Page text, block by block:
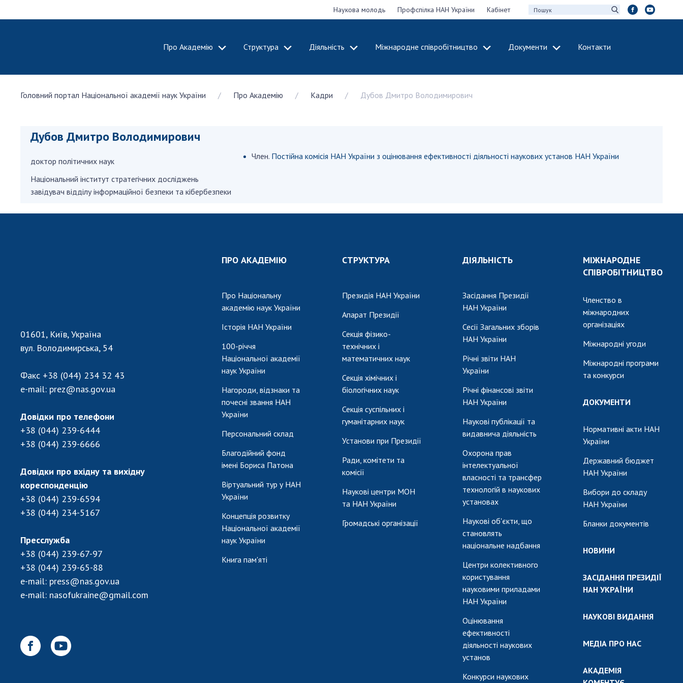
Наукова молодь Профспілка НАН України Кабінет
Про Академію Структура Діяльність Міжнародне співробітництво Документи Контакти
Про Національну
Історія НАН України
Національної
України
та почесні звання
імені Бориса Патона
НАН України
Концепція розвитку
академії наук
Книга пам'яті
Президія НАН
математичних
Секція суспільних
МОН та НАН
Громадські
організації
Засідання Президії НАН України
Річні фінансові звіти НАН України
технологій в наукових установах
Центри колективного
Оцінювання ефективності
діяльності наукових установ
Конкурси наукових досліджень
Підготовка наукових кадрів
Робота з молоддю
СПІВРОБІТНИЦТВО
Міжнародні
бюджет НАН
України
НАН України
Бланки документів
ПРЕЗИДІЇ НАН
УКРАЇНИ
НАУКОВІ
МЕДІА ПРО НАС
АКАДЕМІЯ
КОМЕНТУЄ
КОНТАКТИ
ПРОФСПІЛКА НАН
УКРАЇНИ
КАБІНЕТ
Головний портал Національної академії наук України Про Академію Кадри Дубов Дмитро Володимирович
Дубов Дмитро Володимирович
доктор політичних наук
Національний інститут стратегічних досліджень
завідувач відділу інформаційної безпеки та кібербезпеки
Член. Постійна комісія НАН України з оцінювання ефективності діяльності наукових установ НАН України
01601, Київ, Україна
вул. Володимирська, 54
Факс +38 (044) 234 32 43
e-mail: prez@nas.gov.ua
Довідки про телефони
+38 (044) 239-6444
+38 (044) 239-6666
Довідки про вхідну та вихідну
кореспонденцію
+38 (044) 239-6594
+38 (044) 234-5167
Пресслужба
+38 (044) 239-67-97
+38 (044) 239-65-88
e-mail: press@nas.gov.ua
e-mail: nasofukraine@gmail.com
ПРО АКАДЕМІЮ
Про Національну
академію наук України
Історія НАН України
100-річчя
Національної академії
наук України
Нагороди, відзнаки та
почесні звання НАН
України
Персональний склад
Благодійний фонд
імені Бориса Патона
Віртуальний тур у НАН
України
Концепція розвитку
Національної академії
наук України
Книга пам'яті
СТРУКТУРА
Президія НАН України
Апарат Президії
Секція фізико-
технічних і
математичних наук
Секція хімічних і
біологічних наук
Секція суспільних і
гуманітарних наук
Установи при Президії
Ради, комітети та
комісії
Наукові центри МОН
та НАН України
Громадські організації
ДІЯЛЬНІСТЬ
Засідання Президії
НАН України
Сесії Загальних зборів
НАН України
Річні звіти НАН
України
Річні фінансові звіти
НАН України
Наукові публікації та
видавнича діяльність
Охорона прав
інтелектуальної
власності та трансфер
технологій в наукових
установах
Наукові об'єкти, що
становлять
національне надбання
Центри колективного
користування
науковими приладами
НАН України
Оцінювання
ефективності
діяльності наукових
установ
Конкурси наукових
МІЖНАРОДНЕ
СПІВРОБІТНИЦТВО
Членство в
міжнародних
організаціях
Міжнародні угоди
Міжнародні програми
та конкурси
ДОКУМЕНТИ
Нормативні акти НАН
України
Державний бюджет
НАН України
Вибори до складу
НАН України
Бланки документів
НОВИНИ
ЗАСІДАННЯ ПРЕЗИДІЇ
НАН УКРАЇНИ
НАУКОВІ ВИДАННЯ
МЕДІА ПРО НАС
АКАДЕМІЯ